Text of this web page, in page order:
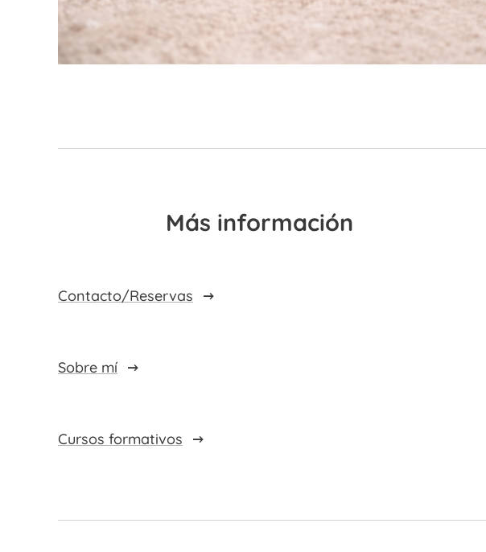
Más información
Contacto/Reservas
Sobre mí
Cursos formativos